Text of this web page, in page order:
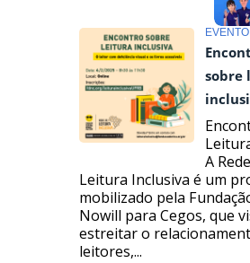
EVENTO
sobre
A
Leitura Inclusiva é um
mobilizado pela
Nowill para Cegos, que
estreitar o
leitores,...